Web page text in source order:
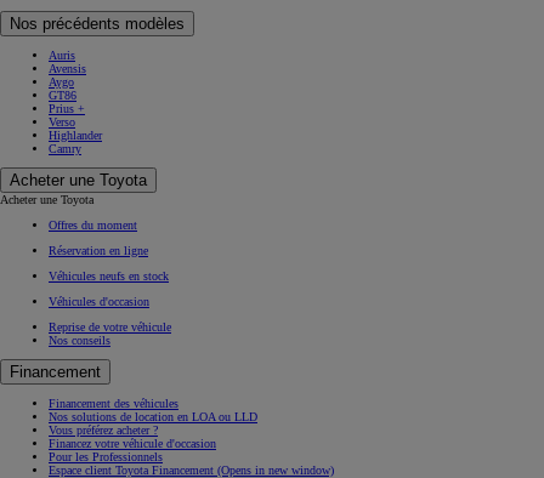
Nos précédents modèles
Auris
Avensis
Aygo
GT86
Prius +
Verso
Highlander
Camry
Acheter une Toyota
Acheter une Toyota
Offres du moment
Réservation en ligne
Véhicules neufs en stock
Véhicules d'occasion
Reprise de votre véhicule
Nos conseils
Financement
Financement des véhicules
Nos solutions de location en LOA ou LLD
Vous préférez acheter ?
Financez votre véhicule d'occasion
Pour les Professionnels
Espace client Toyota Financement (Opens in new window)